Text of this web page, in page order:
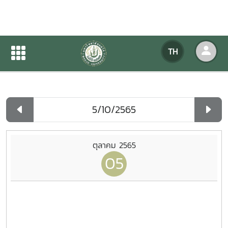
TH
ปฏิทินกิจกรรมของหน่วยงาน
ปฏิทินกิจกรรมของหน่วยงาน
ตุลาคม 2565
05